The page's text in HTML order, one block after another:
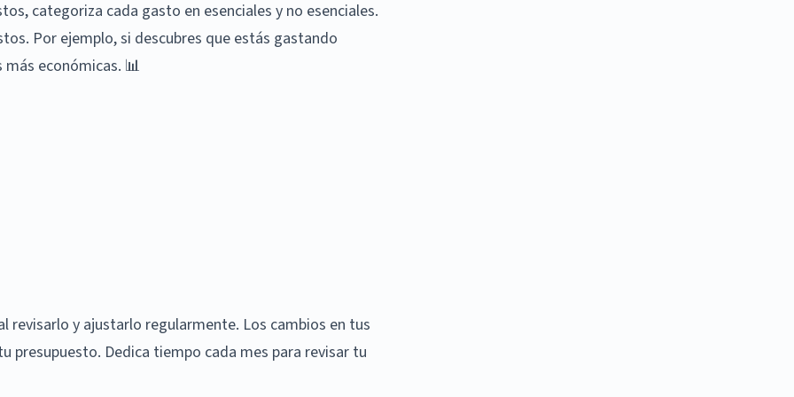
categoriza cada gasto en esenciales y no esenciales.
Por ejemplo, si descubres que estás gastando
económicas. 📊
revisarlo y ajustarlo regularmente. Los cambios en tus
presupuesto. Dedica tiempo cada mes para revisar tu